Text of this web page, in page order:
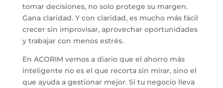
tomar decisiones, no solo protege su margen.
Gana claridad. Y con claridad, es mucho más fácil
crecer sin improvisar, aprovechar oportunidades
y trabajar con menos estrés.
En ACORIM vemos a diario que el ahorro más
inteligente no es el que recorta sin mirar, sino el
que ayuda a gestionar mejor. Si tu negocio lleva